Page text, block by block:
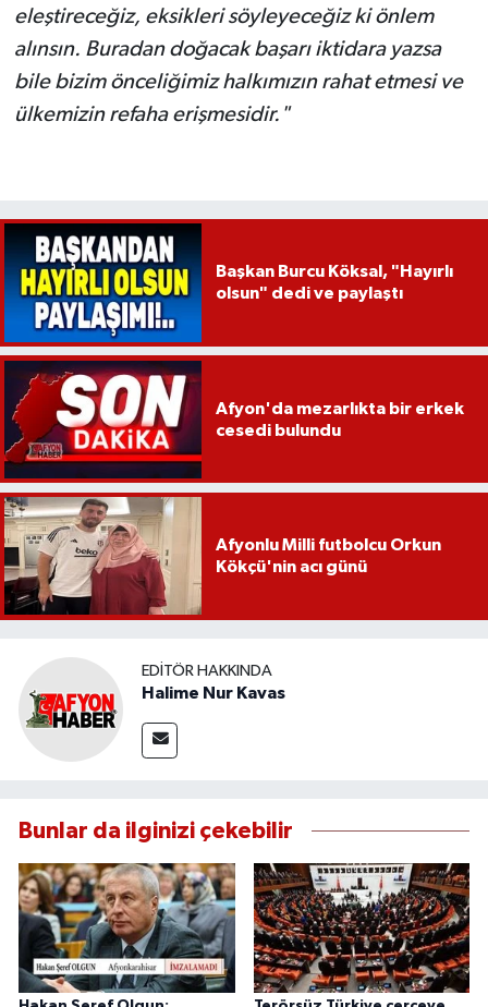
eleştireceğiz, eksikleri söyleyeceğiz ki önlem
alınsın. Buradan doğacak başarı iktidara yazsa
bile bizim önceliğimiz halkımızın rahat etmesi ve
ülkemizin refaha erişmesidir."
Başkan Burcu Köksal, "Hayırlı
olsun" dedi ve paylaştı
Afyon'da mezarlıkta bir erkek
cesedi bulundu
Afyonlu Milli futbolcu Orkun
Kökçü'nin acı günü
EDITÖR HAKKINDA
Halime Nur Kavas
Bunlar da ilginizi çekebilir